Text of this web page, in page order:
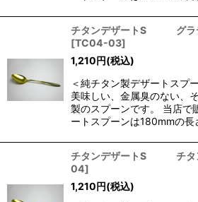
チタンデザートS グラ
[TC04-03]
1,210円(税込)
＜純チタン製デザートスプ
美味しい、金属臭のない、
製のスプーンです。 当店で
ートスプーンは180mmの
チタンデザートS チタ
04]
1,210円(税込)